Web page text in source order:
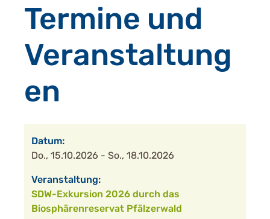
Termine und
Veranstaltung
en
Do., 15.10.2026 - So., 18.10.2026
SDW-Exkursion 2026 durch das
Biosphärenreservat Pfälzerwald